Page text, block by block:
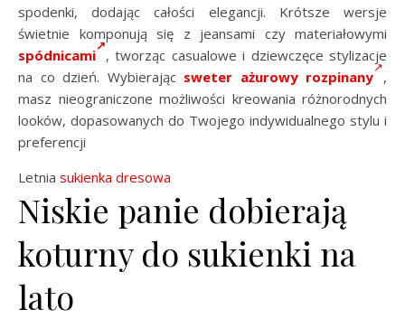
spodenki, dodając całości elegancji. Krótsze wersje
świetnie komponują się z jeansami czy materiałowymi
spódnicami , tworząc casualowe i dziewczęce stylizacje
na co dzień. Wybierając sweter ażurowy rozpinany ,
masz nieograniczone możliwości kreowania różnorodnych
looków, dopasowanych do Twojego indywidualnego stylu i
preferencji
Letnia sukienka dresowa
Niskie panie dobierają
koturny do sukienki na
lato